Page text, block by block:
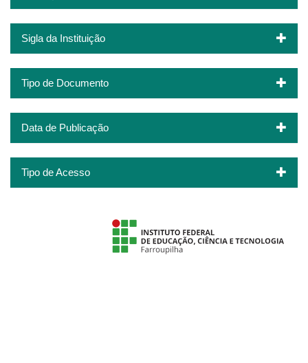
Sigla da Instituição
Tipo de Documento
Data de Publicação
Tipo de Acesso